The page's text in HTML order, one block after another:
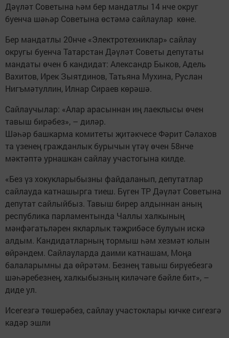
Дәүләт Советына һәм бер мандатлы 14 нче округ
буенча шәһәр Советына өстәмә сайлаулар көне.
Бер мандатлы 20нче «Электротехниклар» сайлау
округы буенча Татарстан Дәүләт Советы депутаты
мандаты өчен 6 кандидат: Александр Быков, Адель
Вахитов, Ирек Зыятдинов, Татьяна Мухина, Руслан
Нигъмәтуллин, Илнар Сираев көрәшә.
Сайлаучылар: «Алар арасыннан иң лаеклысы өчен
тавыш бирәбез», – диләр.
Шәһәр башкарма комитеты җитәкчесе Фәрит Сәлахов
та үзенең гражданлык бурычын үтәү өчен 58нче
мәктәптә урнашкан сайлау участогына килде.
«Без үз хокукларыбызны файдаланып, депутатлар
сайлауда катнашырга тиеш. Бүген ТР Дәүләт Советына
депутат сайлыйбыз. Тавыш бирер алдыннан аның
республика парламентында Чаллы халкының
мәнфәгатьләрен якларлык тәҗрибәсе булуын искә
алдым. Кандидатларның тормыш һәм хезмәт юлын
өйрәндем. Сайлауларда даими катнашам, Моңа
балаларымны да өйрәтәм. Безнең тавыш бирүебезгә
шәһәребезнең, халкыбызның киләчәге бәйле бит», –
диде ул.
Исегезгә төшерәбез, сайлау участоклары кичке сигезгә
кадәр эшли